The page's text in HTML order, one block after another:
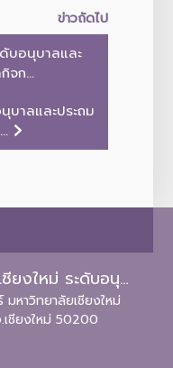
ข่าวถัดไป
บอนุบาลและ
จก...
บาลและประถม
โรงเรียนสาธิตมหาวิทยาลัยเชียงใหม่ ระดับอนุบาลและประถมศึกษา
หาวิทยาลัยเชียงใหม่
ชียงใหม่ 50200